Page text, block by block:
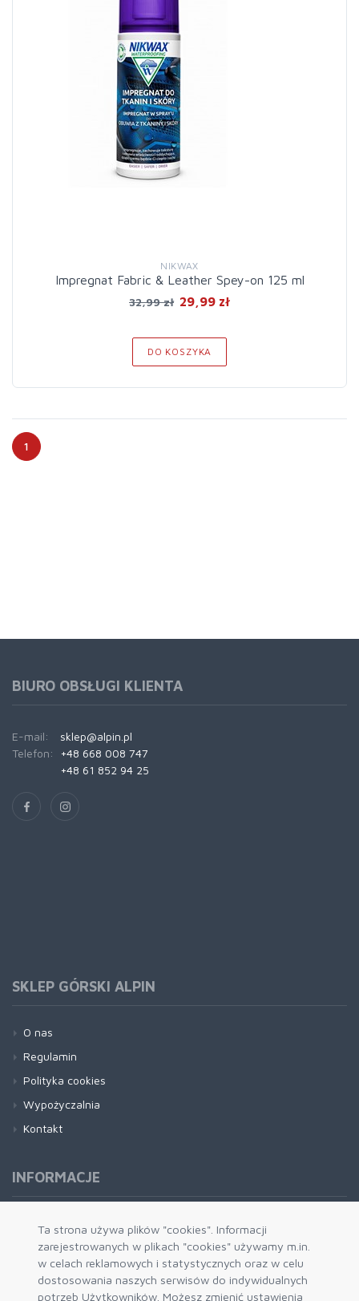
Ta strona używa plików "cookies". Informacji
zarejestrowanych w plikach "cookies" używamy m.in.
w celach reklamowych i statystycznych oraz w celu
dostosowania naszych serwisów do indywidualnych
potrzeb Użytkowników. Możesz zmienić ustawienia
NIKWAX
Impregnat Fabric & Leather Spey-on 125 ml
32,99 zł 29,99 zł
DO KOSZYKA
1
BIURO OBSŁUGI KLIENTA
E-mail:
sklep@alpin.pl
Telefon:
+48 668 008 747
+48 61 852 94 25
SKLEP GÓRSKI ALPIN
O nas
Regulamin
Polityka cookies
Wypożyczalnia
Kontakt
INFORMACJE
Formy płatności
Dostawa i wysyłka
Zwrot i wymiana
System rabatowy